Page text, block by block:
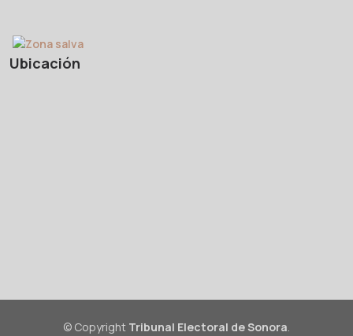
Ubicación
© Copyright Tribunal Electoral de Sonora